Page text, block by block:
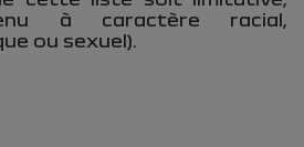
à caractère racial,
ou sexuel).